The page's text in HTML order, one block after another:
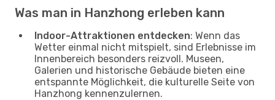
Was man in Hanzhong erleben kann
Indoor-Attraktionen entdecken: Wenn das
Wetter einmal nicht mitspielt, sind Erlebnisse im
Innenbereich besonders reizvoll. Museen,
Galerien und historische Gebäude bieten eine
entspannte Möglichkeit, die kulturelle Seite von
Hanzhong kennenzulernen.